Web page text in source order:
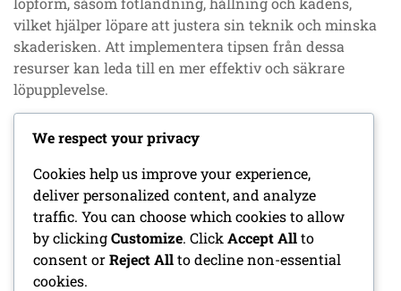
vilket hjälper löpare att justera sin teknik och minska
skaderisken. Att implementera tipsen från dessa
resurser kan leda till en mer effektiv och säkrare
löpupplevelse.
Relaterade artiklar
Patellar tendinit hos nybörjarlöpare:
Inflammation, symtom, riskfaktorer
Isterapi för knäsmärta: Fördelar, metoder,
timing
Skumrullningstekniker för löpare:
We respect your privacy
Cookies help us improve your experience,
deliver personalized content, and analyze
traffic. You can choose which cookies to allow
by clickingCustomize. Click Accept Allto
consent orReject Allto decline non-essential
cookies.